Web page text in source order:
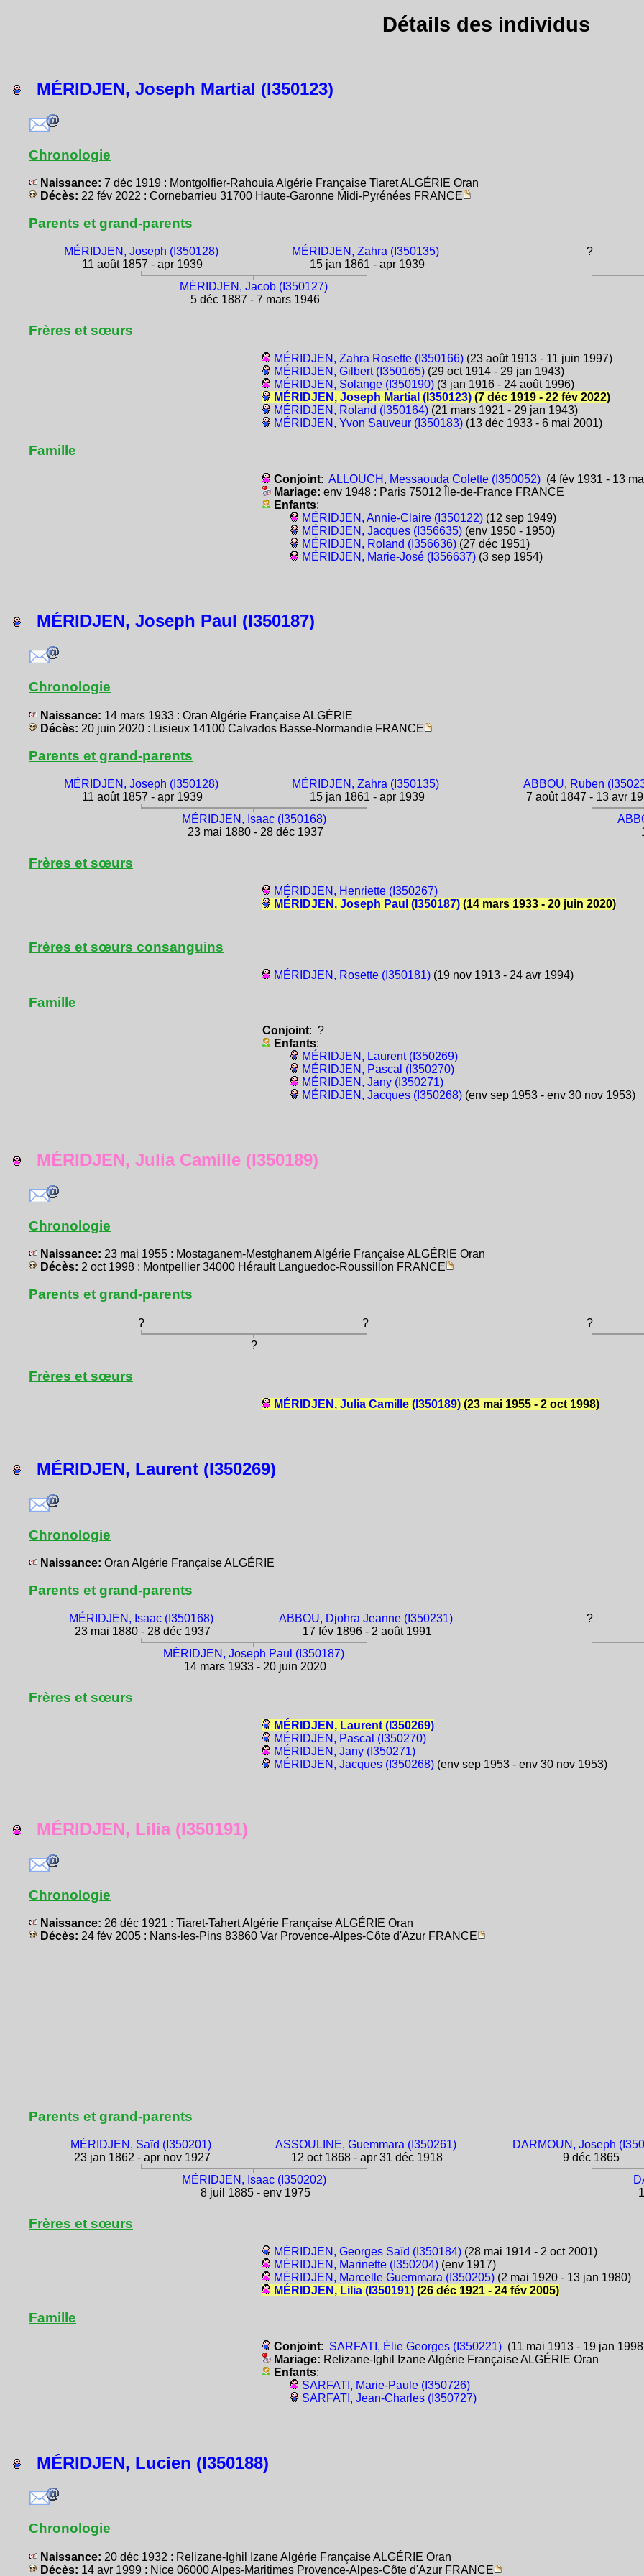
Détails des individus
MÉRIDJEN, Joseph Martial (I350123)
Chronologie
Naissance: 7 déc 1919 : Montgolfier-Rahouia Algérie Française Tiaret ALGÉRIE Oran
Décès: 22 fév 2022 : Cornebarrieu 31700 Haute-Garonne Midi-Pyrénées FRANCE
Parents et grand-parents
MÉRIDJEN, Joseph (I350128)
11 août 1857 - apr 1939
MÉRIDJEN, Zahra (I350135)
15 jan 1861 - apr 1939
?
MÉRIDJEN, Jacob (I350127)
5 déc 1887 - 7 mars 1946
Frères et sœurs
MÉRIDJEN, Zahra Rosette (I350166) (23 août 1913 - 11 juin 1997)
MÉRIDJEN, Gilbert (I350165) (29 oct 1914 - 29 jan 1943)
MÉRIDJEN, Solange (I350190) (3 jan 1916 - 24 août 1996)
MÉRIDJEN, Joseph Martial (I350123) (7 déc 1919 - 22 fév 2022)
MÉRIDJEN, Roland (I350164) (21 mars 1921 - 29 jan 1943)
MÉRIDJEN, Yvon Sauveur (I350183) (13 déc 1933 - 6 mai 2001)
Famille
Conjoint:ALLOUCH, Messaouda Colette (I350052) (4 fév 1931 - 13
Mariage:env 1948 : Paris 75012 Île-de-France FRANCE
Enfants:
MÉRIDJEN, Annie-Claire (I350122) (12 sep 1949)
MÉRIDJEN, Jacques (I356635) (env 1950 - 1950)
MÉRIDJEN, Roland (I356636) (27 déc 1951)
MÉRIDJEN, Marie-José (I356637) (3 sep 1954)
MÉRIDJEN, Joseph Paul (I350187)
Chronologie
Naissance: 14 mars 1933 : Oran Algérie Française ALGÉRIE
Décès: 20 juin 2020 : Lisieux 14100 Calvados Basse-Normandie FRANCE
Parents et grand-parents
MÉRIDJEN, Joseph (I350128)
11 août 1857 - apr 1939
MÉRIDJEN, Zahra (I350135)
15 jan 1861 - apr 1939
ABBOU, Ruben
7 août 1847 - 13 avr
MÉRIDJEN, Isaac (I350168)
23 mai 1880 - 28 déc 1937
Frères et sœurs
MÉRIDJEN, Henriette (I350267)
MÉRIDJEN, Joseph Paul (I350187) (14 mars 1933 - 20 juin 2020)
Frères et sœurs consanguins
MÉRIDJEN, Rosette (I350181) (19 nov 1913 - 24 avr 1994)
Famille
Conjoint: ?
Enfants:
MÉRIDJEN, Laurent (I350269)
MÉRIDJEN, Pascal (I350270)
MÉRIDJEN, Jany (I350271)
MÉRIDJEN, Jacques (I350268) (env sep 1953 - env 30 nov 1953)
MÉRIDJEN, Julia Camille (I350189)
Chronologie
Naissance: 23 mai 1955 : Mostaganem-Mestghanem Algérie Française ALGÉRIE Oran
Décès: 2 oct 1998 : Montpellier 34000 Hérault Languedoc-Roussillon FRANCE
Parents et grand-parents
? ?
?
?
Frères et sœurs
MÉRIDJEN, Julia Camille (I350189) (23 mai 1955 - 2 oct 1998)
MÉRIDJEN, Laurent (I350269)
Chronologie
Naissance: Oran Algérie Française ALGÉRIE
Parents et grand-parents
MÉRIDJEN, Isaac (I350168)
23 mai 1880 - 28 déc 1937
ABBOU, Djohra Jeanne (I350231)
17 fév 1896 - 2 août 1991
?
MÉRIDJEN, Joseph Paul (I350187)
14 mars 1933 - 20 juin 2020
Frères et sœurs
MÉRIDJEN, Laurent (I350269)
MÉRIDJEN, Pascal (I350270)
MÉRIDJEN, Jany (I350271)
MÉRIDJEN, Jacques (I350268) (env sep 1953 - env 30 nov 1953)
MÉRIDJEN, Lilia (I350191)
Chronologie
Naissance: 26 déc 1921 : Tiaret-Tahert Algérie Française ALGÉRIE Oran
Décès: 24 fév 2005 : Nans-les-Pins 83860 Var Provence-Alpes-Côte d'Azur FRANCE
Parents et grand-parents
MÉRIDJEN, Saïd (I350201)
23 jan 1862 - apr nov 1927
ASSOULINE, Guemmara (I350261)
12 oct 1868 - apr 31 déc 1918
DARMOUN, Joseph
9 déc 1865
MÉRIDJEN, Isaac (I350202)
8 juil 1885 - env 1975
Frères et sœurs
MÉRIDJEN, Georges Saïd (I350184) (28 mai 1914 - 2 oct 2001)
MÉRIDJEN, Marinette (I350204) (env 1917)
MÉRIDJEN, Marcelle Guemmara (I350205) (2 mai 1920 - 13 jan 1980)
MÉRIDJEN, Lilia (I350191) (26 déc 1921 - 24 fév 2005)
Famille
Conjoint: SARFATI, Élie Georges (I350221) (11 mai 1913 - 19 jan
Mariage: Relizane-Ighil Izane Algérie Française ALGÉRIE Oran
Enfants:
SARFATI, Marie-Paule (I350726)
SARFATI, Jean-Charles (I350727)
MÉRIDJEN, Lucien (I350188)
Chronologie
Naissance: 20 déc 1932 : Relizane-Ighil Izane Algérie Française ALGÉRIE Oran
Décès: 14 avr 1999 : Nice 06000 Alpes-Maritimes Provence-Alpes-Côte d'Azur FRANCE